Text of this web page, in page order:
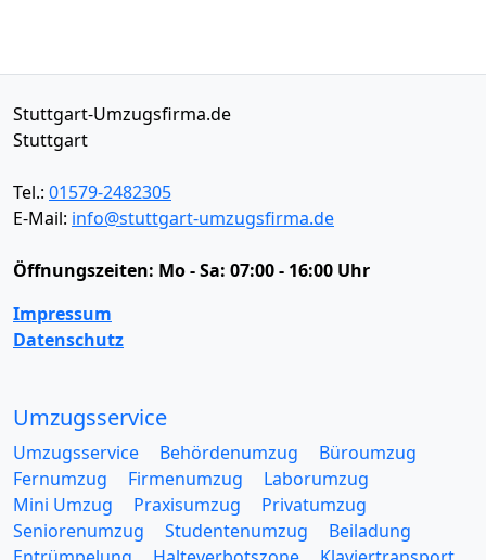
Stuttgart-Umzugsfirma.de
Stuttgart
Tel.: 01579-2482305
E-Mail: info@stuttgart-umzugsfirma.de
Öffnungszeiten: Mo - Sa: 07:00 - 16:00 Uhr
Impressum
Datenschutz
Umzugsservice
Umzugsservice Behördenumzug
Büroumzug
Fernumzug
Firmenumzug
Laborumzug
Mini Umzug
Praxisumzug
Privatumzug
Seniorenumzug
Studentenumzug
Beiladung